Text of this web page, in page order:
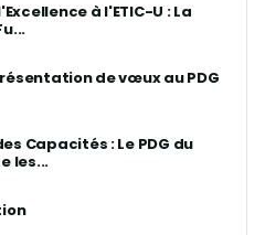
à l'ETIC-U : La
de vœux au PDG
Capacités : Le PDG du
les...